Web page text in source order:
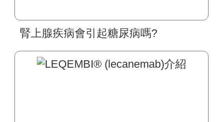
腎上腺疾病會引起糖尿病嗎?